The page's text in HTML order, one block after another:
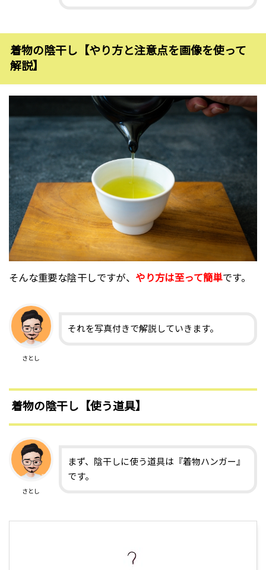
着物の陰干し【やり方と注意点を画像を使って
解説】
そんな重要な陰干しですが、 やり方は至って簡単です。
さとし
それを写真付きで解説していきます。
着物の陰干し【使う道具】
さとし
まず、陰干しに使う道具は『着物ハンガー』
です。